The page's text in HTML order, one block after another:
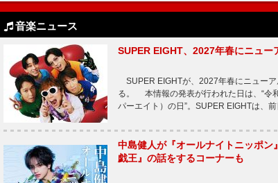
音楽ニュース
SUPER EIGHT、2027年春にニュ
SUPER EIGHTが、2027年春にニュー
る。 本情報の発表が行われた日は、“令
パーエイト）の日”。SUPER EIGHTは、
中島健人が『オールナイトニッポ
戯王』の話をするコーナーも